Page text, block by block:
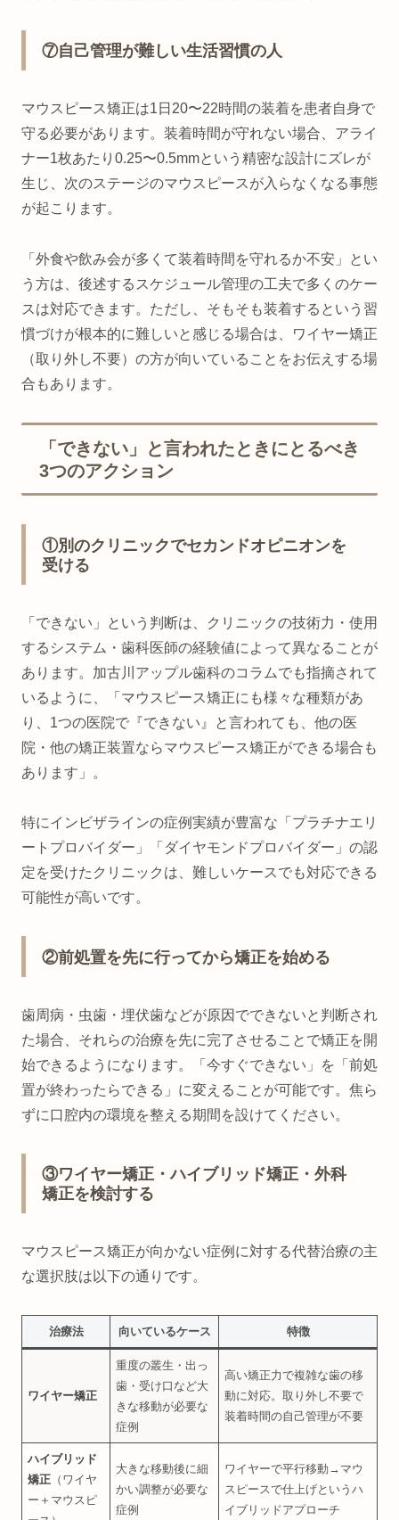
⑦自己管理が難しい生活習慣の人
マウスピース矯正は1日20〜22時間の装着を患者自身で
守る必要があります。装着時間が守れない場合、アライ
ナー1枚あたり0.25〜0.5mmという精密な設計にズレが
生じ、次のステージのマウスピースが入らなくなる事態
が起こります。
「外食や飲み会が多くて装着時間を守れるか不安」とい
う方は、後述するスケジュール管理の工夫で多くのケー
スは対応できます。ただし、そもそも装着するという習
慣づけが根本的に難しいと感じる場合は、ワイヤー矯正
（取り外し不要）の方が向いていることをお伝えする場
合もあります。
「できない」と言われたときにとるべき
3つのアクション
①別のクリニックでセカンドオピニオンを
受ける
「できない」という判断は、クリニックの技術力・使用
するシステム・歯科医師の経験値によって異なることが
あります。加古川アップル歯科のコラムでも指摘されて
いるように、「マウスピース矯正にも様々な種類があ
り、1つの医院で『できない』と言われても、他の医
院・他の矯正装置ならマウスピース矯正ができる場合も
あります」。
特にインビザラインの症例実績が豊富な「プラチナエリ
ートプロバイダー」「ダイヤモンドプロバイダー」の認
定を受けたクリニックは、難しいケースでも対応できる
可能性が高いです。
②前処置を先に行ってから矯正を始める
歯周病・虫歯・埋伏歯などが原因でできないと判断され
た場合、それらの治療を先に完了させることで矯正を開
始できるようになります。「今すぐできない」を「前処
置が終わったらできる」に変えることが可能です。焦ら
ずに口腔内の環境を整える期間を設けてください。
③ワイヤー矯正・ハイブリッド矯正・外科
矯正を検討する
マウスピース矯正が向かない症例に対する代替治療の主
な選択肢は以下の通りです。
治療法 向いているケース 特徴
ワイヤー矯正
重度の叢生・出っ
歯・受け口など大
きな移動が必要な
症例
高い矯正力で複雑な歯の移
動に対応。取り外し不要で
装着時間の自己管理が不要
ハイブリッド
矯正 （ワイヤ
ー＋マウスピ
大きな移動後に細
かい調整が必要な
症例
ワイヤーで平行移動→マウ
スピースで仕上げというハ
イブリッドアプローチ